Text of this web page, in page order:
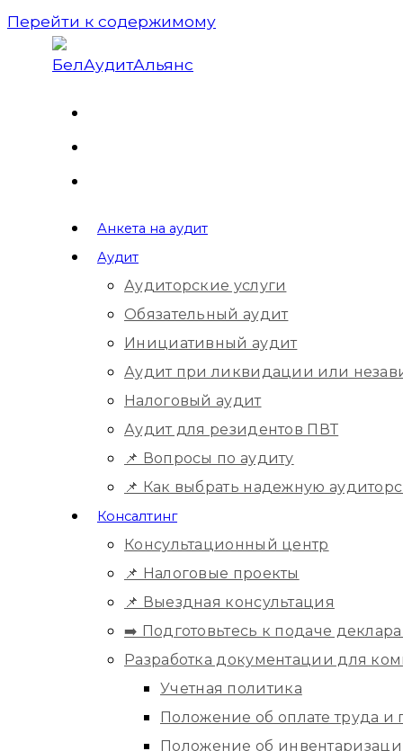
Перейти к содержимому
Анкета на аудит
Аудит
Аудиторские услуги
Обязательный аудит
Инициативный аудит
Аудит при ликвидации или
Налоговый аудит
Аудит для резидентов ПВТ
📌 Вопросы по аудиту
📌 Как выбрать надежную
Консалтинг
Консультационный центр
📌 Налоговые проекты
📌 Выездная консультация
➡️ Подготовьтесь к подаче
Разработка документации для
Учетная политика
Положение об оплате труда
Положение об